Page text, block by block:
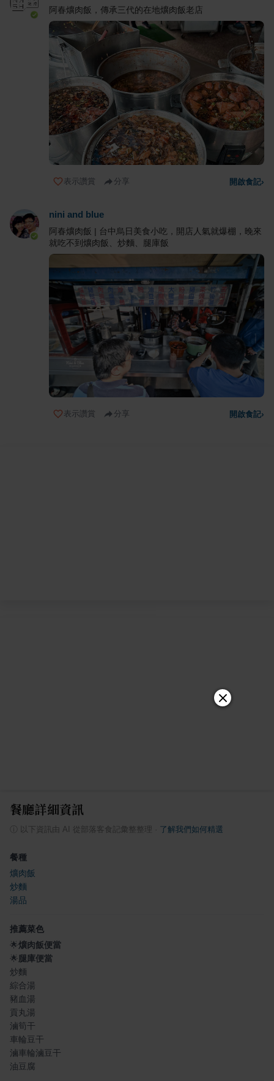
阿春爌肉飯，傳承三代的在地爌肉飯老店
表示讚賞 分享 開啟食記›
nini and blue
阿春爌肉飯 | 台中烏日美食小吃，開店人氣就爆棚，晚來
就吃不到爌肉飯、炒麵、腿庫飯
表示讚賞 分享 開啟食記›
餐廳詳細資訊
以下資訊由 AI 從部落客食記彙整整理 了解我們如何精選
餐種
爌肉飯
炒麵
湯品
推薦菜色
🌟爌肉飯便當
🌟 腿庫便當
炒麵
綜合湯
豬血湯
貢丸湯
滷筍干
車輪豆干
滷車輪滷豆干
油豆腐